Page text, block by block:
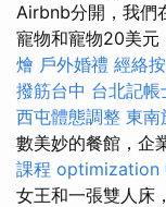
Airbnb分開，我們
寵物和寵物20美元
燴 戶外婚禮 經絡
撥筋台中 台北記
西屯體態調整 東南
數美妙的餐館，企
課程 optimization
女王和一張雙人床